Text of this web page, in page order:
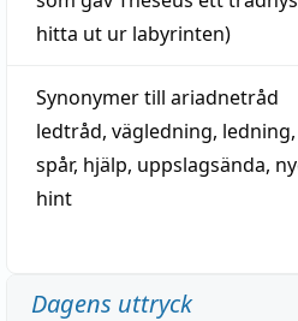
hitta ut ur labyrinten)
Synonymer till ariadnetråd
ledtråd, vägledning, ledning,
spår, hjälp, uppslagsända,
hint
Dagens uttryck